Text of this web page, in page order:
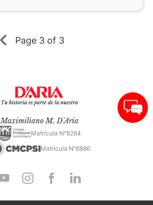
Page 3 of 3
Maximiliano M. D'Aria
Matrícula N°8264
Matrícula N°6886